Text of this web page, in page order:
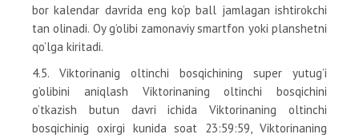
bor kalendar davrida eng ko’p ball jamlagan ishtirokchi
tan olinadi. Oy g’olibi zamonaviy smartfon yoki planshetni
qo’lga kiritadi.
4.5. Viktorinanig oltinchi bosqichining super yutug’i
g’olibini aniqlash Viktorinaning oltinchi bosqichini
o’tkazish butun davri ichida Viktorinaning oltinchi
bosqichinig oxirgi kunida soat 23:59:59, Viktorinaning